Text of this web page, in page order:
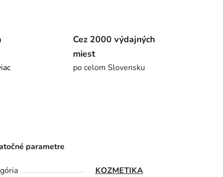
Cez 2000 výdajných
miest
po celom Slovensku
parametre
KOZMETIKA